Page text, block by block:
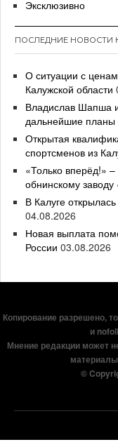
Эксклюзивно
ПОСЛЕДНИЕ НОВОСТИ
О ситуации с
Калужской области
Владислав Шапша
дальнейшие планы
Открытая
спортсменов из
«Только вперёд!»
обнинскому
В Калуге
04.08.2026
Новая выплата
России 03.08.2026
Копирование разрешено,
и
Мнение редакции может
©